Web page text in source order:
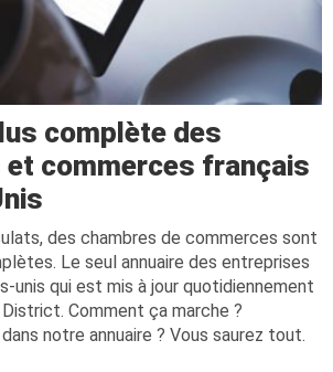
complète des
commerces français
des chambres de commerces sont
Le seul annuaire des entreprises
unis qui est mis à jour quotidiennement
Comment ça marche ?
notre annuaire ? Vous saurez tout.